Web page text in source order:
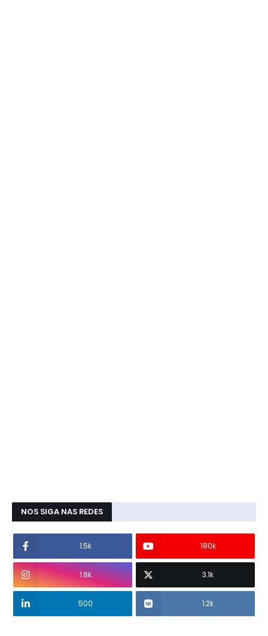
NOS SIGA NAS REDES
1.5k 180k
1.8k 3.1k
500 1.2k